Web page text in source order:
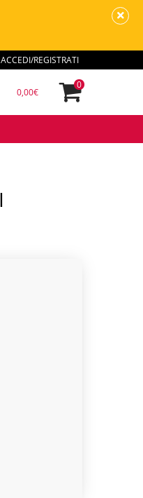
ACCEDI/REGISTRATI
0,00€
0